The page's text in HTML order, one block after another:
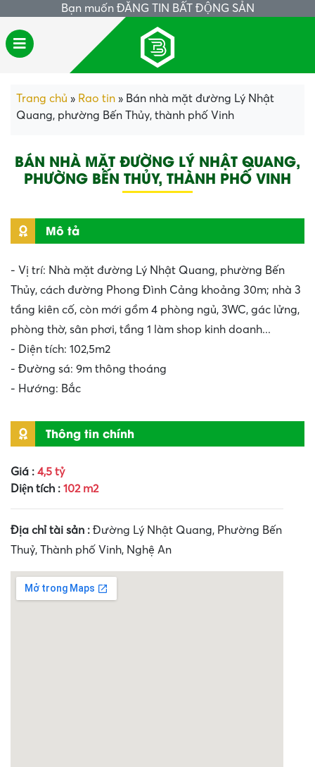
Bạn muốn ĐĂNG TIN BẤT ĐỘNG SẢN
Trang chủ » Rao tin » Bán nhà mặt đường Lý Nhật
Quang, phường Bến Thủy, thành phố Vinh
BÁN NHÀ MẶT ĐƯỜNG LÝ NHẬT QUANG,
PHƯỜNG BẾN THỦY, THÀNH PHỐ VINH
Mô tả
- Vị trí: Nhà mặt đường Lý Nhật Quang, phường Bến
Thủy, cách đường Phong Đình Cảng khoảng 30m; nhà 3
tầng kiên cố, còn mới gồm 4 phòng ngủ, 3WC, gác lửng,
phòng thờ, sân phơi, tầng 1 làm shop kinh doanh...
- Diện tích: 102,5m2
- Đường sá: 9m thông thoáng
- Hướng: Bắc
Thông tin chính
Giá : 4,5 tỷ
Diện tích : 102 m2
Địa chỉ tài sản : Đường Lý Nhật Quang, Phường Bến
Thuỷ, Thành phố Vinh, Nghệ An